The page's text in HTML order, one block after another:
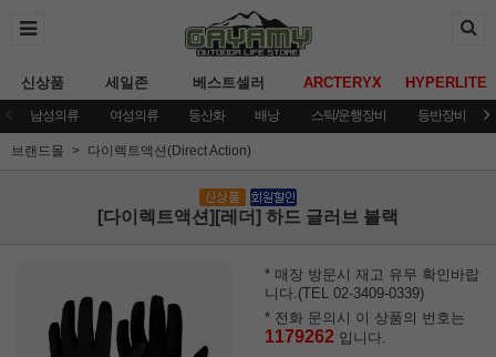
신상품 세일존 베스트셀러 ARCTERYX HYPERLITE
남성의류 여성의류 등산화 배낭 스틱/운행장비 등반장비
브랜드몰 다이렉트액션(Direct Action)
[다이렉트액션][레더] 하드 글러브 블랙
* 매장 방문시 재고 유무 확인바랍
니다.(TEL 02-3409-0339)
* 전화 문의시 이 상품의 번호는
1179262 입니다.